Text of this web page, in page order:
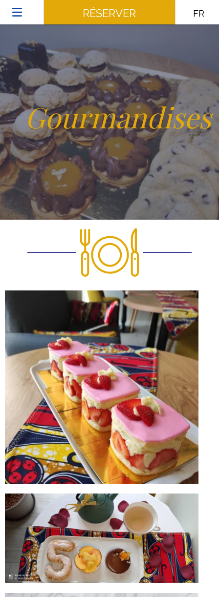
RÉSERVER FR
Gourmandises